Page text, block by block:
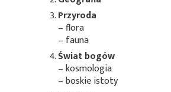
Przyroda
– flora
– fauna
Świat bogów
– kosmologia
– boskie istoty